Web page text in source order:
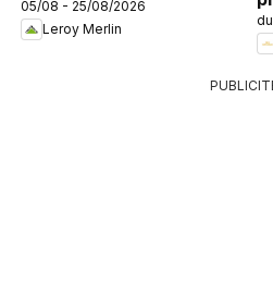
05/08 - 25/08/2026
Leroy Merlin